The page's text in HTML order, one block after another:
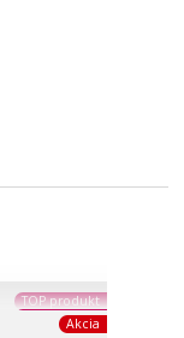
TOP produkt
Akcia